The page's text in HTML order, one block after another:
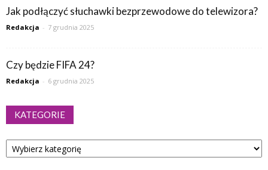
Jak podłączyć słuchawki bezprzewodowe do telewizora?
Redakcja - 7 grudnia 2025
Czy będzie FIFA 24?
Redakcja - 6 grudnia 2025
KATEGORIE
Kategorie